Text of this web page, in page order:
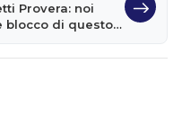
Provera: noi
blocco di questo